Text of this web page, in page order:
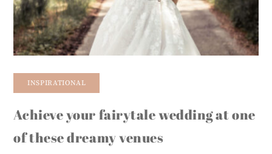
INSPIRATIONAL
Achieve your fairytale wedding at one
of these dreamy venues